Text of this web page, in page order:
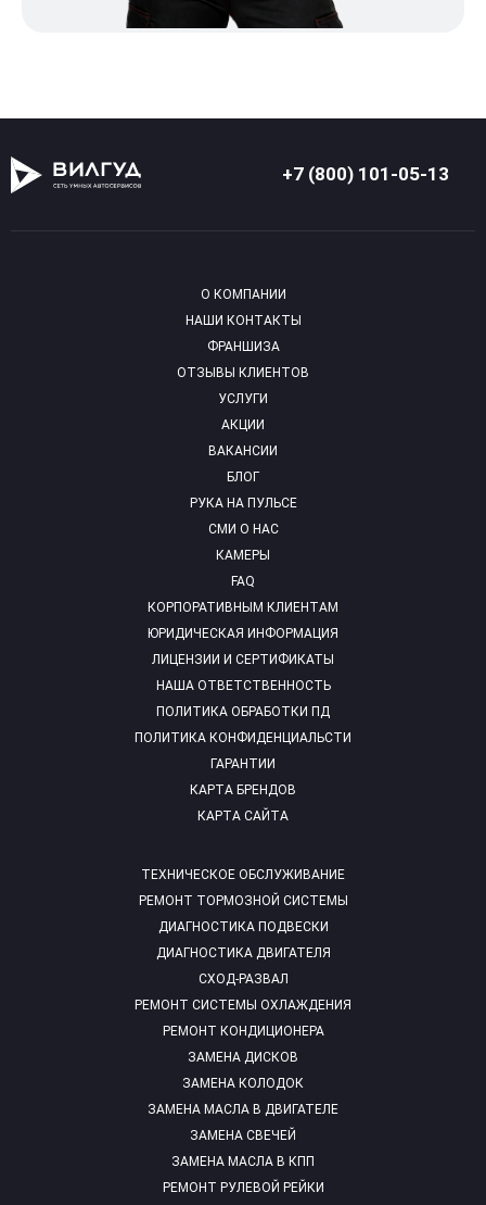
+7 (800) 101-05-13
О КОМПАНИИ
НАШИ КОНТАКТЫ
ФРАНШИЗА
ОТЗЫВЫ КЛИЕНТОВ
УСЛУГИ
АКЦИИ
ВАКАНСИИ
БЛОГ
РУКА НА ПУЛЬСЕ
СМИ О НАС
КАМЕРЫ
FAQ
ТЕХНИЧЕСКОЕ ОБСЛУЖИВАНИЕ
РЕМОНТ ТОРМОЗНОЙ СИСТЕМЫ
ДИАГНОСТИКА ПОДВЕСКИ
ДИАГНОСТИКА ДВИГАТЕЛЯ
СХОД-РАЗВАЛ
РЕМОНТ СИСТЕМЫ ОХЛАЖДЕНИЯ
РЕМОНТ КОНДИЦИОНЕРА
ЗАМЕНА ДИСКОВ
ЗАМЕНА КОЛОДОК
ЗАМЕНА МАСЛА В ДВИГАТЕЛЕ
ЗАМЕНА СВЕЧЕЙ
ЗАМЕНА МАСЛА В КПП
РЕМОНТ РУЛЕВОЙ РЕЙКИ
КОРПОРАТИВНЫМ КЛИЕНТАМ
ЮРИДИЧЕСКАЯ ИНФОРМАЦИЯ
ЛИЦЕНЗИИ И СЕРТИФИКАТЫ
НАША ОТВЕТСТВЕННОСТЬ
ПОЛИТИКА ОБРАБОТКИ ПД
ПОЛИТИКА КОНФИДЕНЦИАЛЬСТИ
ГАРАНТИИ
КАРТА БРЕНДОВ
КАРТА САЙТА